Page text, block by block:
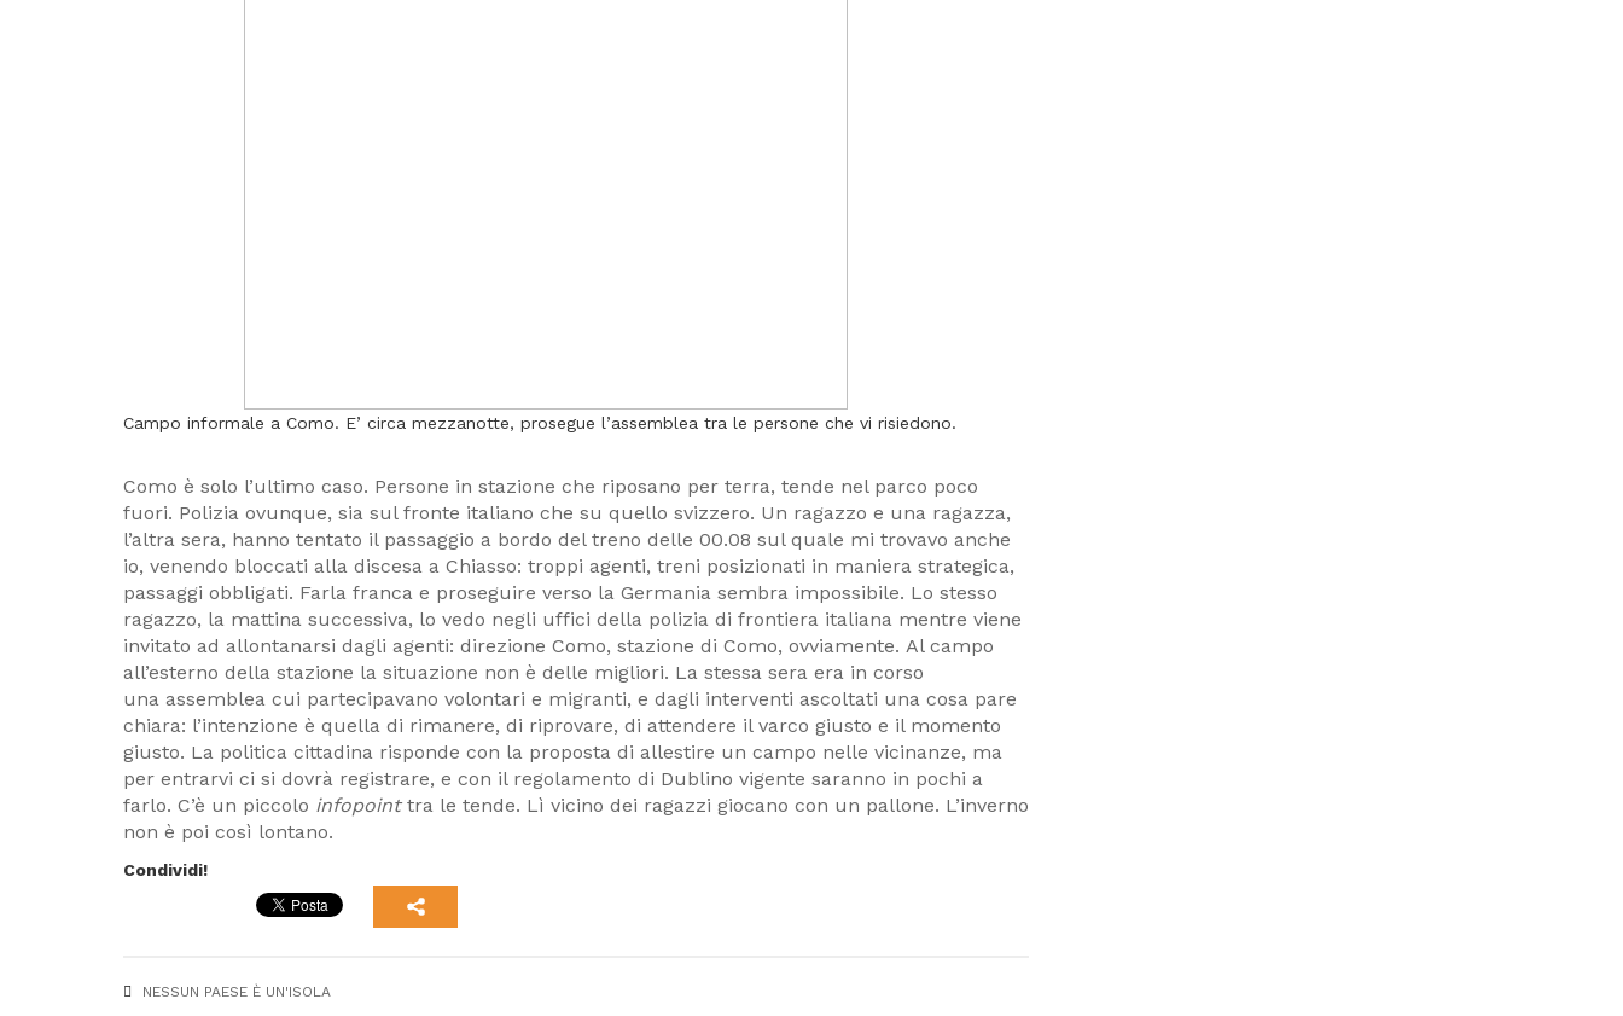
Campo informale a Como. E’ circa mezzanotte, prosegue l’assemblea tra le persone che vi risiedono.
Como è solo l’ultimo caso. Persone in stazione che riposano per terra, tende nel parco poco
fuori. Polizia ovunque, sia sul fronte italiano che su quello svizzero. Un ragazzo e una ragazza,
l’altra sera, hanno tentato il passaggio a bordo del treno delle 00.08 sul quale mi trovavo anche
io, venendo bloccati alla discesa a Chiasso: troppi agenti, treni posizionati in maniera strategica,
passaggi obbligati. Farla franca e proseguire verso la Germania sembra impossibile. Lo stesso
ragazzo, la mattina successiva, lo vedo negli uffici della polizia di frontiera italiana mentre viene
invitato ad allontanarsi dagli agenti: direzione Como, stazione di Como, ovviamente. Al campo
all’esterno della stazione la situazione non è delle migliori. La stessa sera era in corso
una assemblea cui partecipavano volontari e migranti, e dagli interventi ascoltati una cosa pare
chiara: l’intenzione è quella di rimanere, di riprovare, di attendere il varco giusto e il momento
giusto. La politica cittadina risponde con la proposta di allestire un campo nelle vicinanze, ma
per entrarvi ci si dovrà registrare, e con il regolamento di Dublino vigente saranno in pochi a
farlo. C’è un piccolo infopointtra le tende. Lì vicino dei ragazzi giocano con un pallone. L’inverno
non è poi così lontano.
Condividi!
NESSUN PAESE È UN'ISOLA